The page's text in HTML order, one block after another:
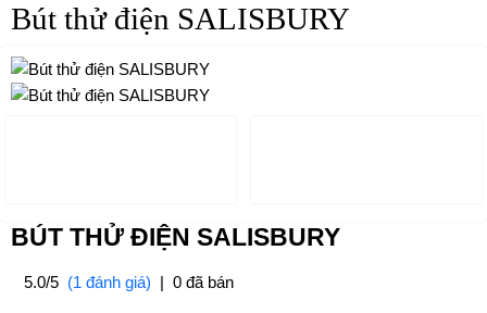
Bút thử điện SALISBURY
BÚT THỬ ĐIỆN SALISBURY
5.0/5 (1 đánh giá) | 0 đã bán